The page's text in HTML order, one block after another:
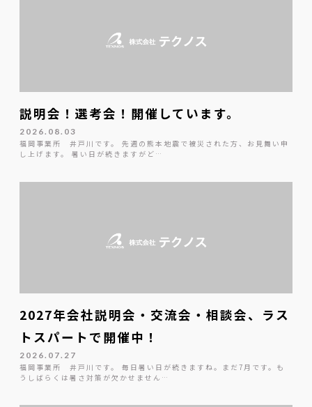
説明会！選考会！開催しています。
2026.08.03
福岡事業所 井戸川です。 先週の熊本地震で被災された方、お見舞い申
し上げます。 暑い日が続きますがど…
2027年会社説明会・交流会・相談会、ラス
トスパートで開催中！
2026.07.27
福岡事業所 井戸川です。 毎日暑い日が続きますね。まだ7月です。も
うしばらくは暑さ対策が欠かせません…